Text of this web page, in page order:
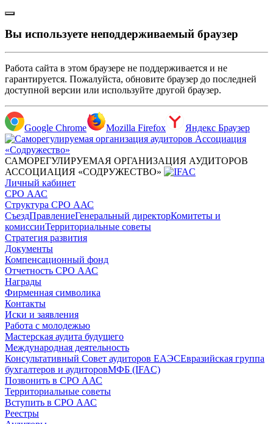
Вы используете неподдерживаемый браузер
Работа сайта в этом браузере не поддерживается и не
гарантируется. Пожалуйста, обновите браузер до последней
доступной версии или используйте другой браузер.
Google Chrome Mozilla Firefox Яндекс Браузер
САМОРЕГУЛИРУЕМАЯ ОРГАНИЗАЦИЯ АУДИТОРОВ
АССОЦИАЦИЯ «СОДРУЖЕСТВО»
Личный кабинет
СРО ААС
Структура СРО ААС
СъездПравлениеГенеральный директорКомитеты и
комиссииТерриториальные советы
Стратегия развития
Документы
Компенсационный фонд
Отчетность СРО ААС
Награды
Фирменная символика
Контакты
Иски и заявления
Работа с молодежью
Мастерская аудита будущего
Международная деятельность
Консультативный Совет аудиторов ЕАЭСЕвразийская группа
бухгалтеров и аудиторовМФБ (IFAC)
Позвонить в СРО ААС
Территориальные советы
Вступить в СРО ААС
Реестры